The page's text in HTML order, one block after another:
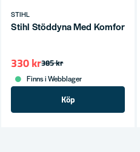
STIHL
Stihl Stöddyna Med Komfortkrok
385 kr
330 kr
Finns i Webblager
Köp